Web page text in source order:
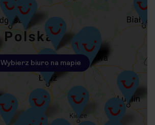
Wybierz biuro na mapie